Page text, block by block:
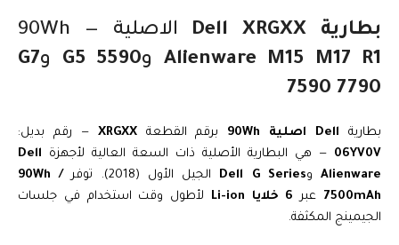
بطارية Dell XRGXX
الاصلية 90Wh —
Alienware M15 M17 R1 وG5 5590 وG7
7590 7790
بطارية Dell اصلية 90Wh برقم القطعةXRGXX — رقم بديل:
06YV0V — هي البطارية الأصلية ذات السعة العالية لأجهزة Dell
AlienwareوDell G Series الجيل الأول (2018). توفر
90Wh /
7500mAh عبر 6 خلايا Li-ion
لأطول وقت استخدام في جلسات
الجيمينج المكثفة.